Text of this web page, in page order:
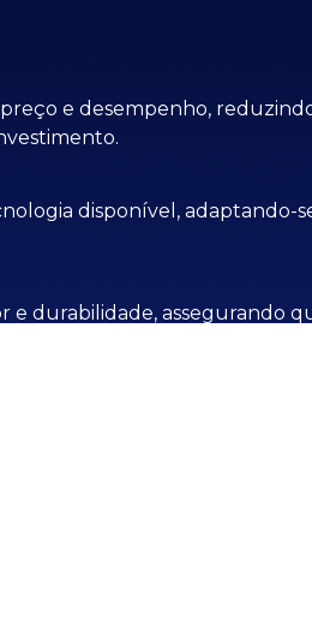
e desempenho,
disponível, adaptando-
e durabilidade, assegurando